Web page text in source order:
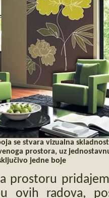
se stvara vizualna
prostora, uz
jedne boje
prostoru
ovih radova,